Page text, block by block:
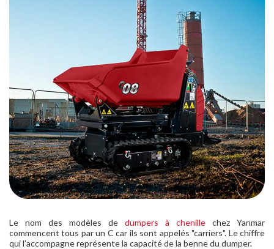
Le nom des modèles de dumpers à chenille chez Yanmar
commencent tous par un C car ils sont appelés "carriers". Le chiffre
qui l’accompagne représente la capacité de la benne du dumper.